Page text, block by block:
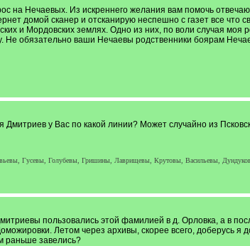
на Нечаевых. Из искреннего желания вам помочь
домой сканер и отсканирую неспешно с газет все что
и Мордовских землях. Одно из них, по воли случая моя
Не обязательно ваши Нечаевы родственники боярам
Дмитриев у Вас по какой линии? Может случайно из
Гусевы, Голубевы, Гришины, Лаврищевы, Крутовы, Васильевы,
пользовались этой фамилией в д. Орловка, а в
Летом через архивы, скорее всего, доберусь
раньше завелись?